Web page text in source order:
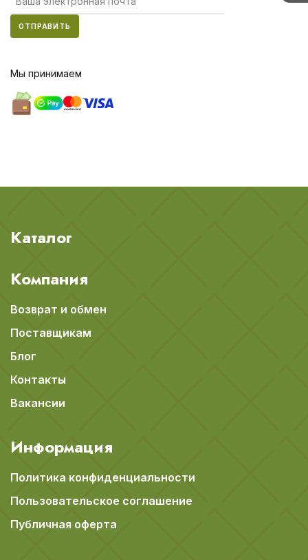
ОТПРАВИТЬ
Мы принимаем
Каталог
Компания
Возврат и обмен
Поставщикам
Блог
Контакты
Вакансии
Информация
Политика конфиденциальности
Пользовательское соглашение
Публичная оферта